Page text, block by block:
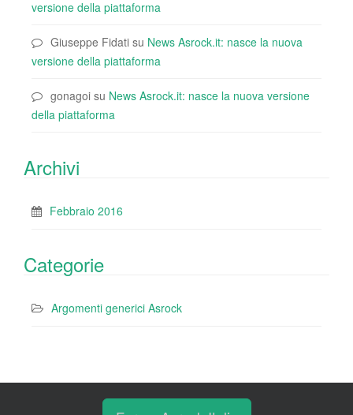
versione della piattaforma
Giuseppe Fidati su News Asrock.it: nasce la nuova
versione della piattaforma
gonagoi su News Asrock.it: nasce la nuova versione
della piattaforma
Archivi
Febbraio 2016
Categorie
Argomenti generici Asrock